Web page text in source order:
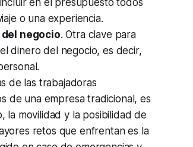
o una experiencia.
negocio. Otra clave para
dinero del negocio, es decir,
de las trabajadoras
de una empresa tradicional, es
la movilidad y la posibilidad de
retos que enfrentan es la